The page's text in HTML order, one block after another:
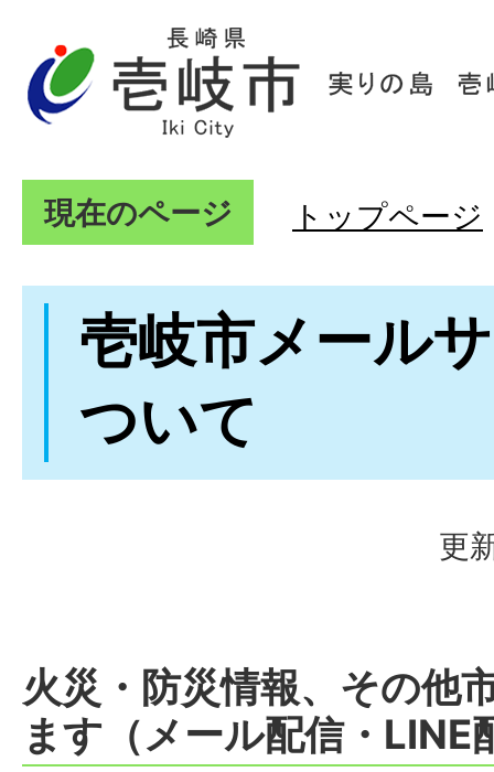
現在のページ トップページ
壱岐市メール
ついて
更
火災・防災情報、その他
ます（メール配信・LINE